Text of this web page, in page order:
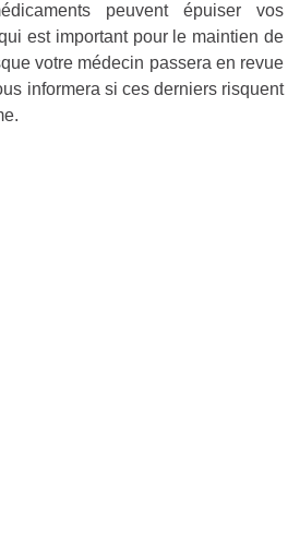
peuvent épuiser vos
est important pour le maintien de
votre médecin passera en revue
informera si ces derniers risquent